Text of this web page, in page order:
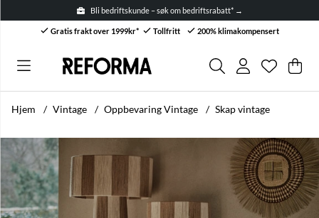
Bli bedriftskunde – søk om bedriftsrabatt* →
Gratis frakt over 1999kr* Tollfritt 200% klimakompensert
Antall i
. .
Hjem Vintage Oppbevaring Vintage Skap vintage